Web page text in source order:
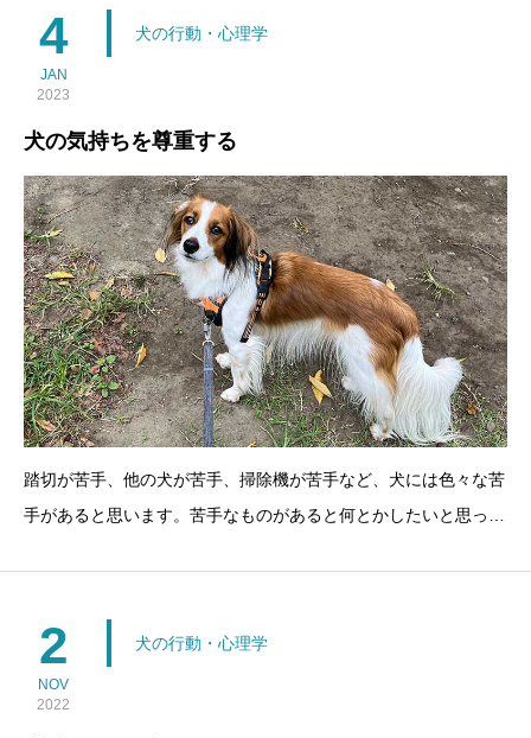
は、透けている窓の外を通行する人の影が気になって、吠えるよ
4
JAN
2023
犬の行動・心理学
犬の気持ちを尊重する
踏切が苦手、他の犬が苦手、掃除機が苦手など、犬には色々な苦
手があると思います。苦手なものがあると何とかしたいと思って
する場合、刺激を少なくしても、苦手なものを見たり聞いたりし
2
NOV
2022
犬の行動・心理学